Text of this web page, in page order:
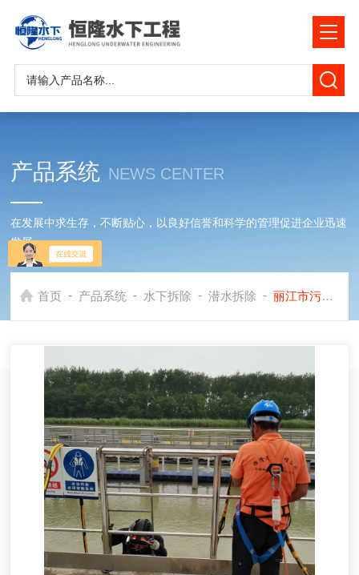
产品系统 NEWS CENTER
在发展中求生存，不断贴心，以良好信誉和科学的管理促进企业迅速
发展
首页 - 产品系统 - 水下拆除 - 潜水拆除 - 丽江市污水管道封堵墙拆除公司